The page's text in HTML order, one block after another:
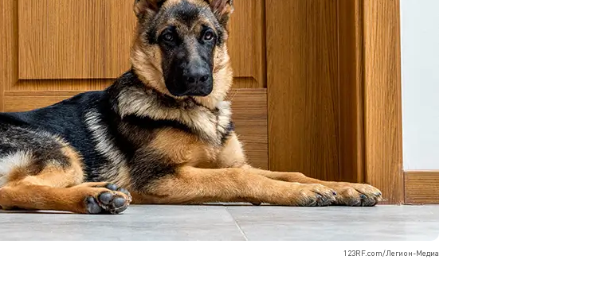
123RF.com/Легион-Медиа